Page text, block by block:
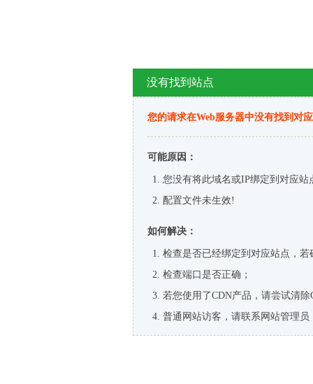
没有找到站点
您的请求在Web服务器中没有找到对
可能原因：
您没有将此域名或IP绑定到对应站
配置文件未生效!
如何解决：
检查是否已经绑定到对应站点，
检查端口是否正确；
若您使用了CDN产品，请尝试清除
普通网站访客，请联系网站管理员